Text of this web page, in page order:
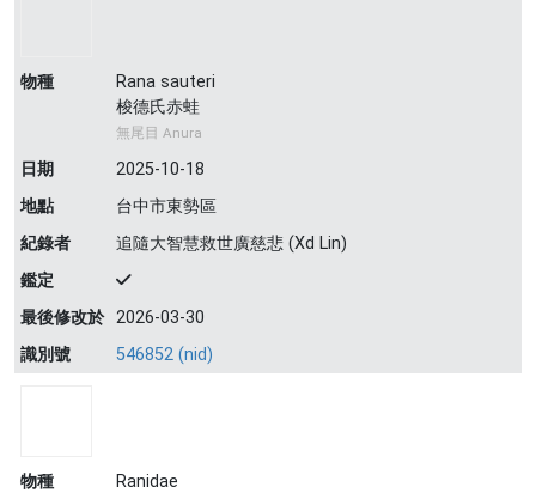
物種
Rana sauteri
梭德氏赤蛙
無尾目 Anura
日期
2025-10-18
地點
台中市東勢區
紀錄者
追隨大智慧救世廣慈悲 (Xd Lin)
鑑定
最後修改於 2026-03-30
識別號
546852 (nid)
物種
Ranidae